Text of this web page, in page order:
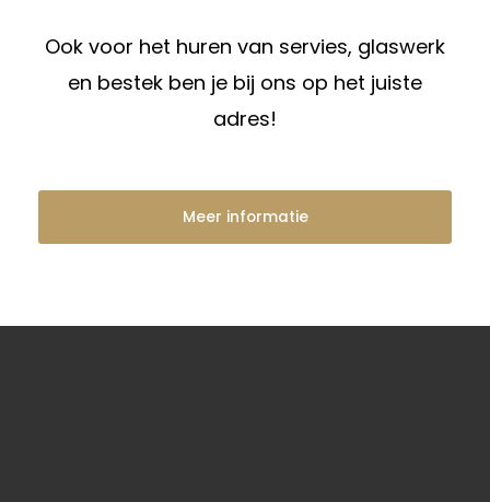
Ook voor het huren van servies, glaswerk
en bestek ben je bij ons op het juiste
adres!
Meer informatie